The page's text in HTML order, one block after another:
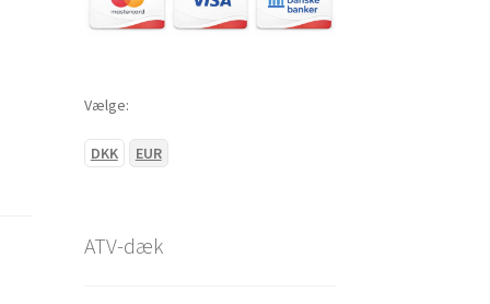
Vælge:
DKK EUR
ATV-dæk